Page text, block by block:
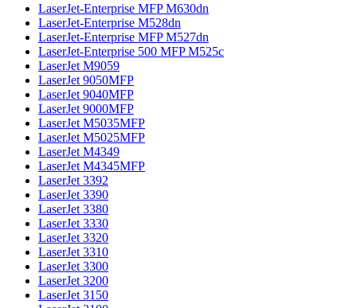
LaserJet-Enterprise MFP M630dn
LaserJet-Enterprise M528dn
LaserJet-Enterprise MFP M527dn
LaserJet-Enterprise 500 MFP M525c
LaserJet M9059
LaserJet 9050MFP
LaserJet 9040MFP
LaserJet 9000MFP
LaserJet M5035MFP
LaserJet M5025MFP
LaserJet M4349
LaserJet M4345MFP
LaserJet 3392
LaserJet 3390
LaserJet 3380
LaserJet 3330
LaserJet 3320
LaserJet 3310
LaserJet 3300
LaserJet 3200
LaserJet 3150